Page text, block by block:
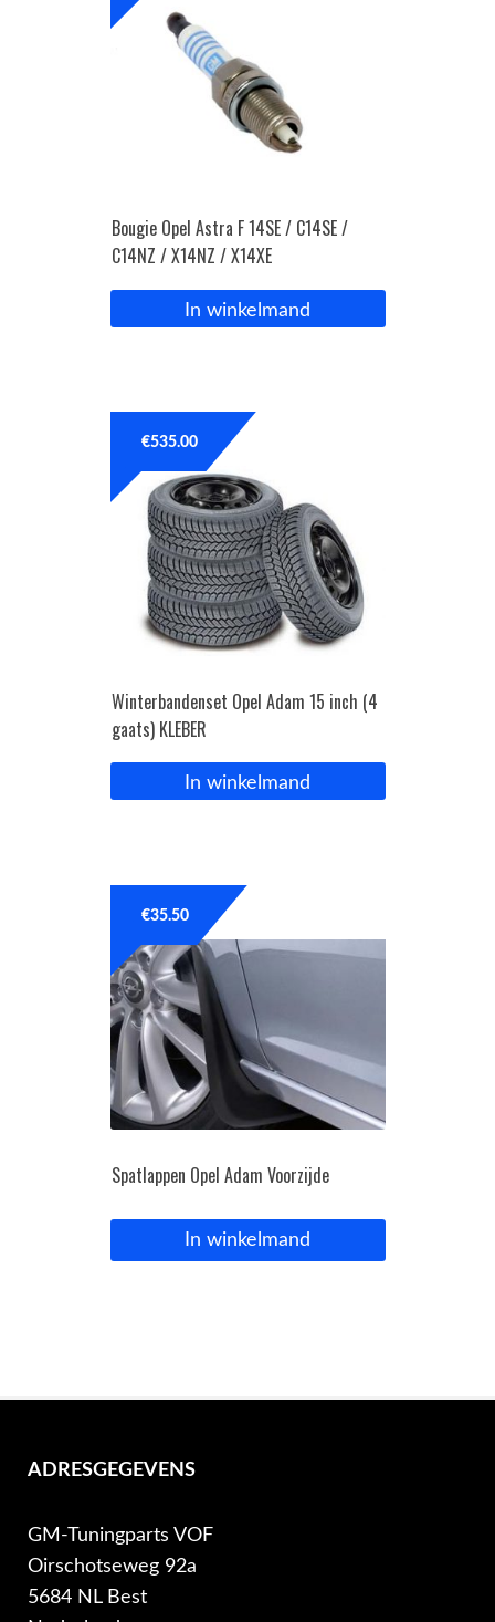
Bougie Opel Astra F 14SE / C14SE /
C14NZ / X14NZ / X14XE
In winkelmand
Winterbandenset Opel Adam 15 inch (4
gaats) KLEBER
€535.00
In winkelmand
Spatlappen Opel Adam Voorzijde
€35.50
In winkelmand
ADRESGEGEVENS
GM-Tuningparts VOF
Oirschotseweg 92a
5684 NL Best